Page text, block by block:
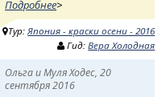
Подробнее>
Тур:Япония - краски осени - 2016
Гид:Вера Холодная
Ольга и Муля Ходес, 20
сентября 2016